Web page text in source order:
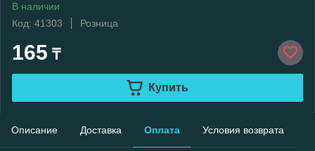
В наличии
Код: 41303
Розница
165 ₸
Купить
Описание Доставка Оплата Условия возврата